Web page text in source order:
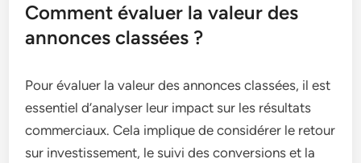
Comment évaluer la valeur des
annonces classées ?
Pour évaluer la valeur des annonces classées, il est
essentiel d’analyser leur impact sur les résultats
commerciaux. Cela implique de considérer le retour
sur investissement, le suivi des conversions et la